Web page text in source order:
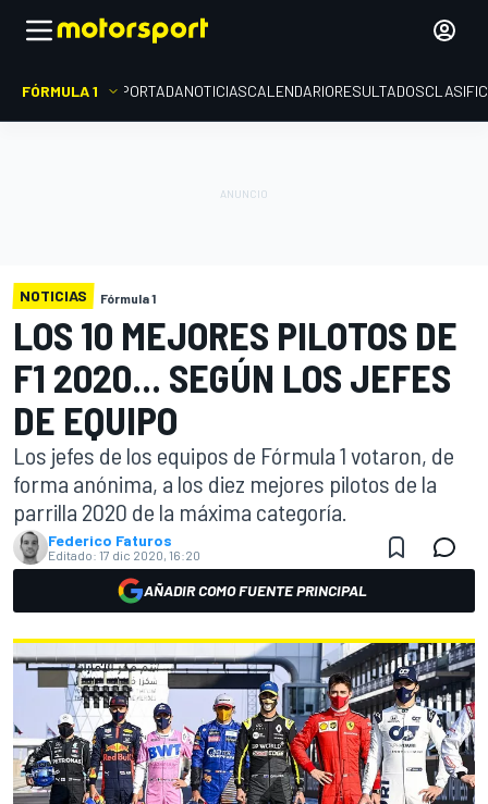
FÓRMULA 1 PORTADANOTICIASCALENDARIORESULTADOS
NOTICIAS Fórmula 1
LOS 10 MEJORES PILOTOS DE
F1 2020... SEGÚN LOS JEFES
DE EQUIPO
Los jefes de los equipos de Fórmula 1 votaron, de
forma anónima, a los diez mejores pilotos de la
parrilla 2020 de la máxima categoría.
Federico Faturos
Editado: 17 dic 2020, 16:20
AÑADIR COMO FUENTE PRINCIPAL